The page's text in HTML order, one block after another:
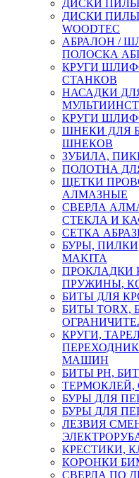
ДИСКИ
ДИСКИ
WOODTEC
АБРАЛОН /
ПОЛОСКА
КРУГИ
СТАНКОВ
НАСАДКИ
КРУГИ
ШНЕКИ ДЛЯ
ШНЕКОВ
ЗУБИЛА,
ПОЛОТНА
ЩЕТКИ
АЛМАЗНЫЕ
СВЕРЛА
СТЕКЛА И
СЕТКА
БУРЫ,
MAKITA
ПРОКЛАДКИ
ПРУЖИНЫ,
БИТЫ ДЛЯ
БИТЫ TORX,
КРУГИ,
МАШИН
БИТЫ PH,
ТЕРМОКЛЕЙ,
БУРЫ ДЛЯ
БУРЫ ДЛЯ
ЛЕЗВИЯ
КРЕСТИКИ,
КОРОНКИ
СВЕРЛА ПО